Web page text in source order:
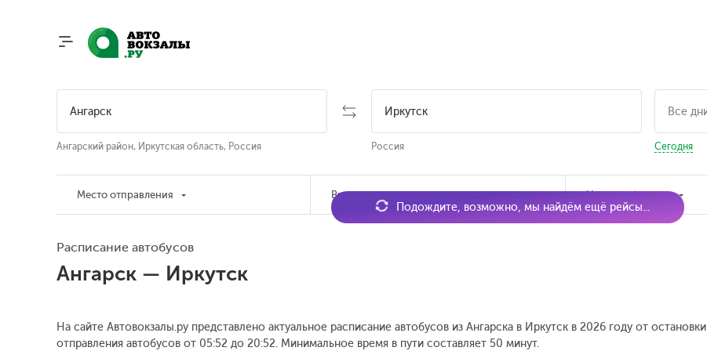
Ангарский район, Иркутская область, Россия Россия Сегодня
Место отправления Время отправления Наличие билетов
Расписание автобусов
Ангарск — Иркутск
На сайте Автовокзалы.ру представлено актуальное расписание автобусов из Ангарска в Иркутск в 2026 году от остановки
отправления автобусов от 05:52 до 20:52. Минимальное время в пути составляет 50 минут.
Подождите, возможно, мы найдём ещё рейсы...